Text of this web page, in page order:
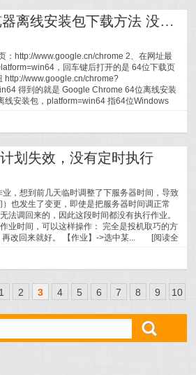
chrome谷歌浏览器离线安装包下载方法 没法联网也能安装
：http://www.google.cn/chrome 2、在网址最
，回车键后打开的是 64位下载页
http://www.google.cn/chrome?
得到的就是 Google Chrome 64位离线安装
线安装包，platform=win64 指64位Windows
划失效，没有定时执行
，想到前几天临时调整了下服务器时间，导致
也发生了变更，即使是把服务器时间调正常
法调回来的，因此这段时间都没有执行作业。
业时间，可以这样操作： 完全是投机取巧的方
改回来就好。 【作业】->选中某...
[阅读全
1 2 3 4 5 6 7 8 9 10
ő